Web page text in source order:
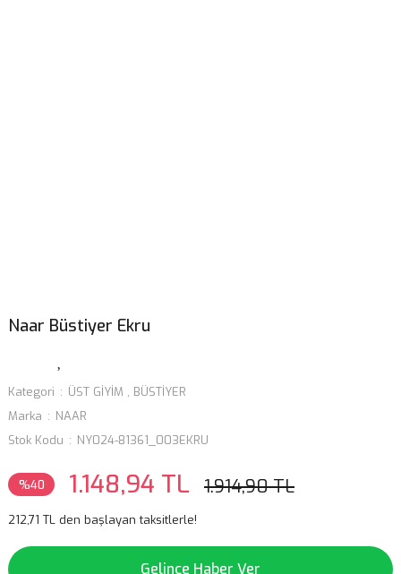
Naar Büstiyer Ekru
Kategori ÜST GİYİM , BÜSTİYER
Marka
NAAR
Stok Kodu
NY024-81361_003EKRU
%40 1.148,94 TL 1.914,90 TL
212,71 TL den başlayan taksitlerle!
Gelince Haber Ver